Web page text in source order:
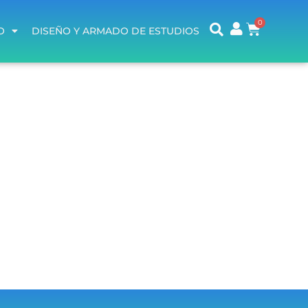
DISEÑO Y ARMADO DE ESTUDIOS
DISEÑO Y ARMADO DE ESTUDIOS